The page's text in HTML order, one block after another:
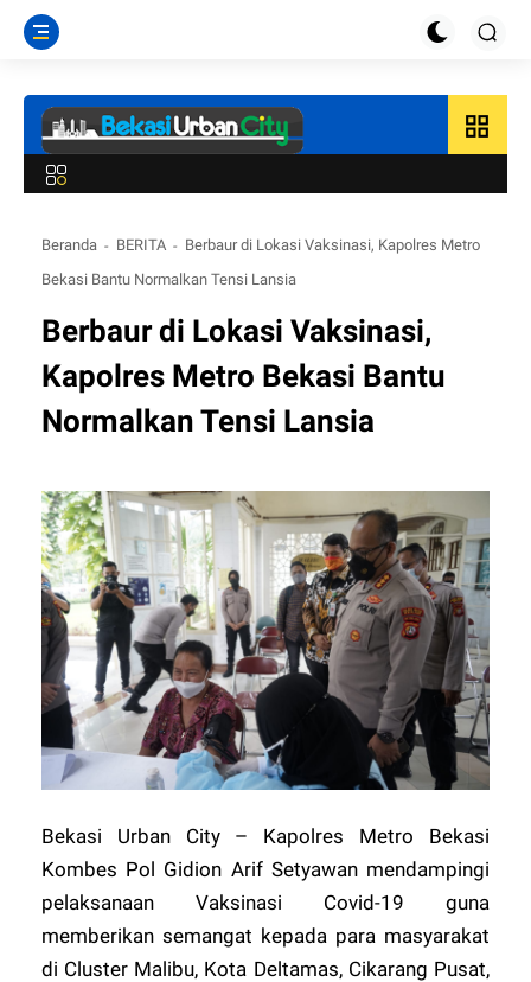
grid_view
Beranda BERITA
Berbaur di Lokasi Vaksinasi, Kapolres Metro
Bekasi Bantu Normalkan Tensi Lansia
Berbaur di Lokasi Vaksinasi,
Kapolres Metro Bekasi Bantu
Normalkan Tensi Lansia
Bekasi Urban City – Kapolres Metro Bekasi
Kombes Pol Gidion Arif Setyawan mendampingi
pelaksanaan Vaksinasi Covid-19 guna
memberikan semangat kepada para masyarakat
di Cluster Malibu, Kota Deltamas, Cikarang Pusat,